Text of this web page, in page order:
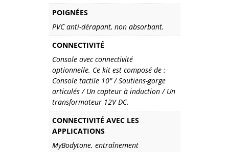
POIGNÉES
PVC anti-dérapant, non absorbant.
CONNECTIVITÉ
Console avec connectivité
optionnelle. Ce kit est composé de :
Console tactile 10″ / Soutiens-gorge
articulés / Un capteur à induction / Un
transformateur 12V DC.
CONNECTIVITÉ AVEC LES
APPLICATIONS
MyBodytone. entraînement